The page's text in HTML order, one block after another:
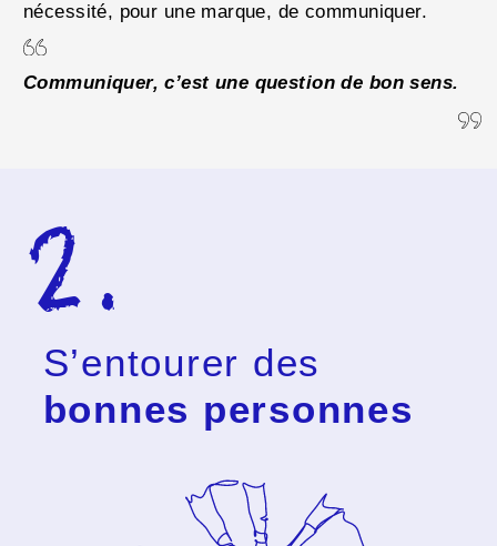
nécessité, pour une marque, de communiquer.
Communiquer, c’est une question de bon sens.
2.
S’entourer des
bonnes personnes